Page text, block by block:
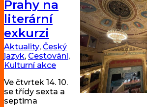
Prahy na
literární
exkurzi
Aktuality, Český
jazyk, Cestování,
Kulturní akce
Ve čtvrtek 14. 10.
se třídy sexta a
septima